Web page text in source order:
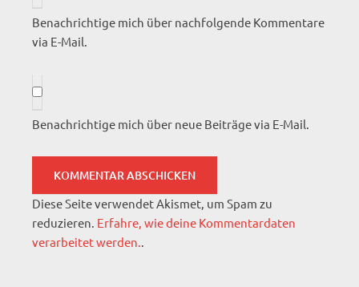
Benachrichtige mich über nachfolgende Kommentare
via E-Mail.
Benachrichtige mich über neue Beiträge via E-Mail.
Diese Seite verwendet Akismet, um Spam zu
reduzieren. Erfahre, wie deine Kommentardaten
verarbeitet werden..